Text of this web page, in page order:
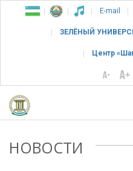
E-mail
ЗЕЛЁНЫЙ
Центр
НОВОСТИ